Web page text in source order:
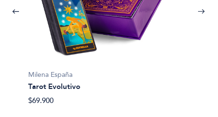
Milena España
Tarot Evolutivo
$69.900